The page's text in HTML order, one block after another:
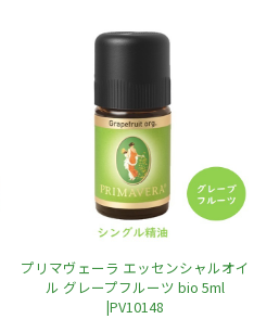
プリマヴェーラ エッセンシャルオイ
ル グレープフルーツ bio 5ml
|PV10148